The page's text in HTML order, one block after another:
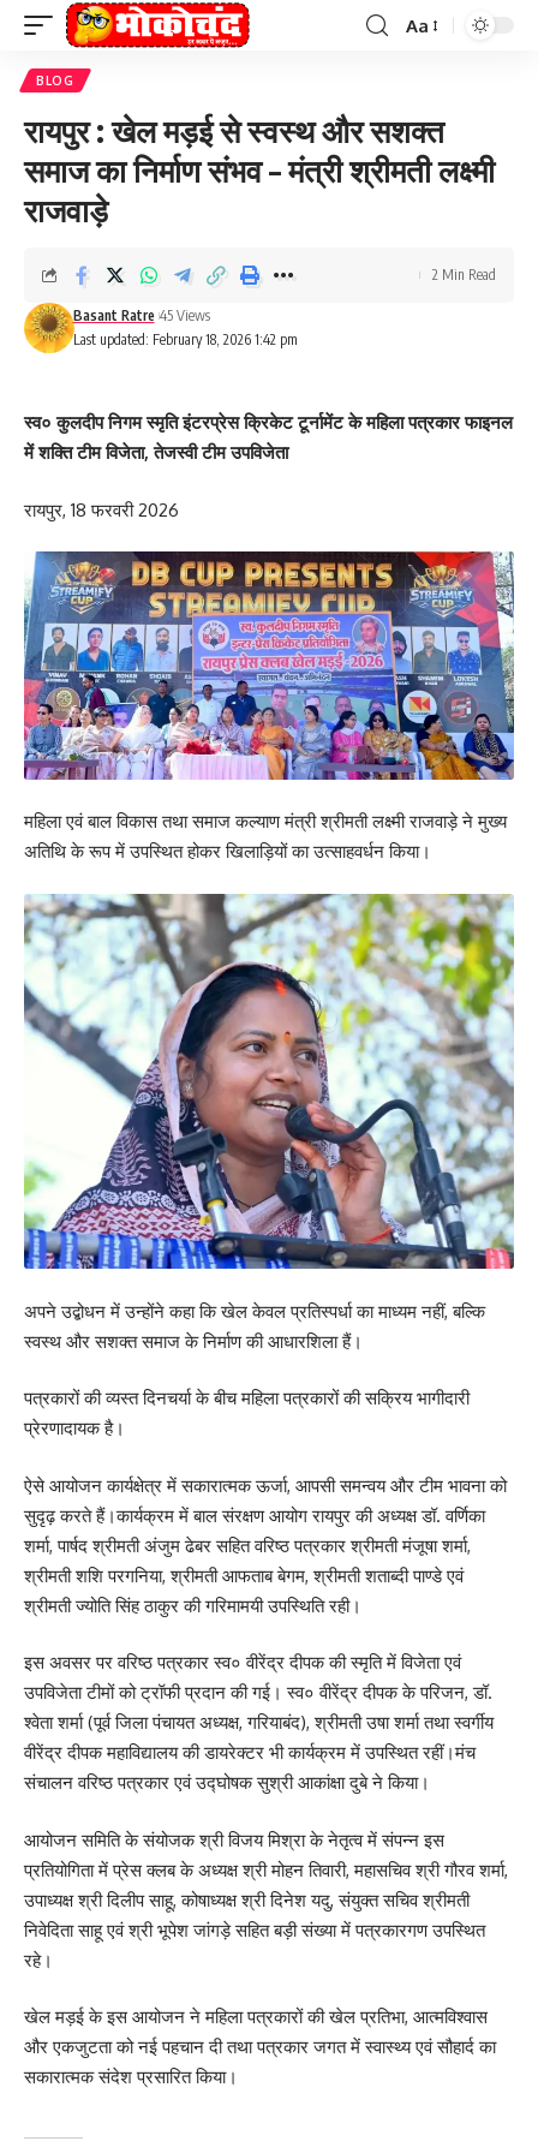
Font
Aa
BLOG
रायपुर : खेल मड़ई से स्वस्थ और सशक्त
समाज का निर्माण संभव – मंत्री श्रीमती लक्ष्मी
राजवाड़े
Last updated: February 18, 2026 1:42 pm
Basant Ratre 45 Views
2 Min Read
स्व० कुलदीप निगम स्मृति इंटरप्रेस क्रिकेट टूर्नामेंट के महिला पत्रकार फाइनल
में शक्ति टीम विजेता, तेजस्वी टीम उपविजेता
रायपुर, 18 फरवरी 2026
महिला एवं बाल विकास तथा समाज कल्याण मंत्री श्रीमती लक्ष्मी राजवाड़े ने मुख्य
अतिथि के रूप में उपस्थित होकर खिलाड़ियों का उत्साहवर्धन किया।
अपने उद्बोधन में उन्होंने कहा कि खेल केवल प्रतिस्पर्धा का माध्यम नहीं, बल्कि
स्वस्थ और सशक्त समाज के निर्माण की आधारशिला हैं।
पत्रकारों की व्यस्त दिनचर्या के बीच महिला पत्रकारों की सक्रिय भागीदारी
प्रेरणादायक है।
ऐसे आयोजन कार्यक्षेत्र में सकारात्मक ऊर्जा, आपसी समन्वय और टीम भावना को
सुदृढ़ करते हैं।कार्यक्रम में बाल संरक्षण आयोग रायपुर की अध्यक्ष डॉ. वर्णिका
शर्मा, पार्षद श्रीमती अंजुम ढेबर सहित वरिष्ठ पत्रकार श्रीमती मंजूषा शर्मा,
श्रीमती शशि परगनिया, श्रीमती आफताब बेगम, श्रीमती शताब्दी पाण्डे एवं
श्रीमती ज्योति सिंह ठाकुर की गरिमामयी उपस्थिति रही।
इस अवसर पर वरिष्ठ पत्रकार स्व० वीरेंद्र दीपक की स्मृति में विजेता एवं
उपविजेता टीमों को ट्रॉफी प्रदान की गई। स्व० वीरेंद्र दीपक के परिजन, डॉ.
श्वेता शर्मा (पूर्व जिला पंचायत अध्यक्ष, गरियाबंद), श्रीमती उषा शर्मा तथा स्वर्गीय
वीरेंद्र दीपक महाविद्यालय की डायरेक्टर भी कार्यक्रम में उपस्थित रहीं।मंच
संचालन वरिष्ठ पत्रकार एवं उद्घोषक सुश्री आकांक्षा दुबे ने किया।
आयोजन समिति के संयोजक श्री विजय मिश्रा के नेतृत्व में संपन्न इस
प्रतियोगिता में प्रेस क्लब के अध्यक्ष श्री मोहन तिवारी, महासचिव श्री गौरव शर्मा,
उपाध्यक्ष श्री दिलीप साहू, कोषाध्यक्ष श्री दिनेश यदु, संयुक्त सचिव श्रीमती
निवेदिता साहू एवं श्री भूपेश जांगड़े सहित बड़ी संख्या में पत्रकारगण उपस्थित
रहे।
खेल मड़ई के इस आयोजन ने महिला पत्रकारों की खेल प्रतिभा, आत्मविश्वास
और एकजुटता को नई पहचान दी तथा पत्रकार जगत में स्वास्थ्य एवं सौहार्द का
सकारात्मक संदेश प्रसारित किया।